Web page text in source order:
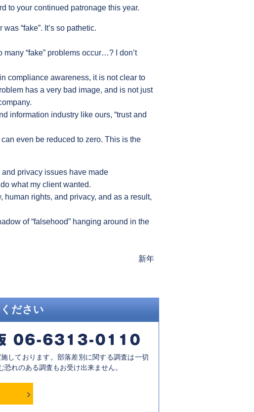
to your continued patronage this year.
“fake”. It’s so pathetic.
“fake” problems occur…? I don’t
compliance awareness, it is not clear to
has a very bad image, and is not just
information industry like ours, “trust and
even be reduced to zero. This is the
privacy issues have made
what my client wanted.
human rights, and privacy, and as a result,
of “falsehood” hanging around in the
Next
新年
ださい
しております。部落差別に関する調査は一切
れのある調査もお受け出来ません。